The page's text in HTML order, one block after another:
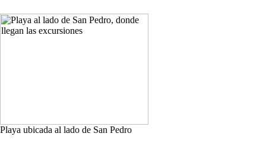
Playa ubicada al lado de San Pedro